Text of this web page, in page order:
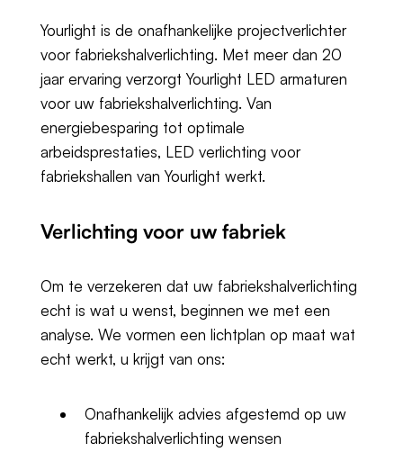
Yourlight is de onafhankelijke projectverlichter
voor fabriekshalverlichting. Met meer dan 20
jaar ervaring verzorgt Yourlight LED armaturen
voor uw fabriekshalverlichting. Van
energiebesparing tot optimale
arbeidsprestaties, LED verlichting voor
fabriekshallen van Yourlight werkt.
Verlichting voor uw fabriek
Om te verzekeren dat uw fabriekshalverlichting
echt is wat u wenst, beginnen we met een
analyse. We vormen een lichtplan op maat wat
echt werkt, u krijgt van ons:
Onafhankelijk advies afgestemd op uw
fabriekshalverlichting wensen